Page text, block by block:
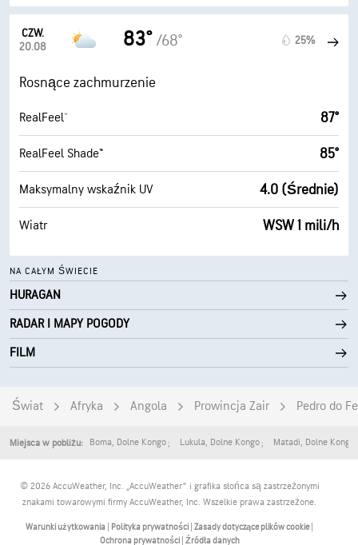
CZW.
20.08
83° /68° 25%
Rosnące zachmurzenie
RealFeel® 87°
RealFeel Shade™ 85°
Maksymalny wskaźnik UV 4.0 (Średnie)
Wiatr WSW 1 mili/h
NA CAŁYM ŚWIECIE
HURAGAN
RADAR I MAPY POGODY
FILM
Świat Afryka Angola Prowincja Zair Pedro do
Miejsca w pobliżu: Boma, Dolne Kongo Lukula, Dolne Kongo Matadi, Dolne Kongo
© 2026 AccuWeather, Inc. „AccuWeather” i grafika słońca są zastrzeżonymi
znakami towarowymi firmy AccuWeather, Inc. Wszelkie prawa zastrzeżone.
Warunki użytkowania Polityka prywatności Zasady dotyczące plików cookie
Ochrona prywatności| Źródła danych